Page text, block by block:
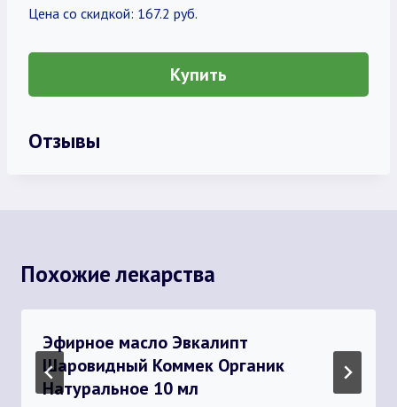
Цена со скидкой: 167.2 руб.
Купить
Отзывы
Похожие лекарства
Эфирное масло Эвкалипт
Шаровидный Коммек Органик
Натуральное 10 мл